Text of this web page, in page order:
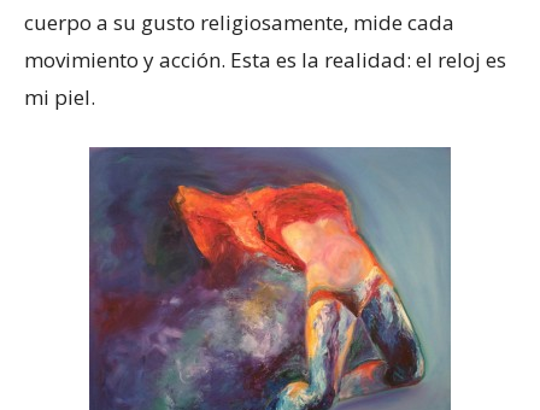
cuerpo a su gusto religiosamente, mide cada
movimiento y acción. Esta es la realidad: el reloj es
mi piel.